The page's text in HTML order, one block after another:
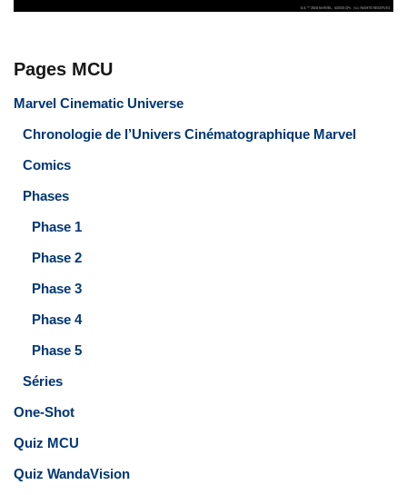
Pages MCU
Marvel Cinematic Universe
Chronologie de l’Univers Cinématographique Marvel
Comics
Phases
Phase 1
Phase 2
Phase 3
Phase 4
Phase 5
Séries
One-Shot
Quiz MCU
Quiz WandaVision